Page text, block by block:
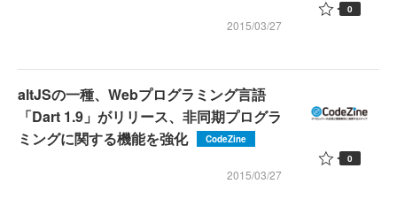
2015/03/27
0
altJSの一種、Webプログラミング言語
「Dart 1.9」がリリース、非同期プログラ
ミングに関する機能を強化
CodeZine
2015/03/27
0